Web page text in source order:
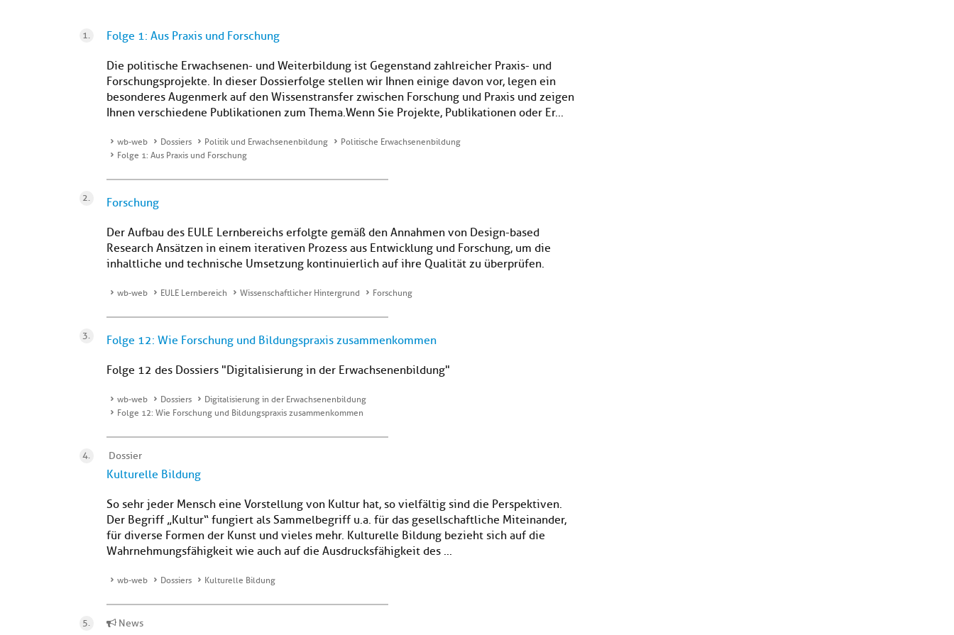
Folge 1: Aus Praxis und Forschung
Die politische Erwachsenen- und Weiterbildung ist Gegenstand zahlreicher Praxis- und
Forschungsprojekte. In dieser Dossierfolge stellen wir Ihnen einige davon vor, legen ein
besonderes Augenmerk auf den Wissenstransfer zwischen Forschung und Praxis und zeigen
Ihnen verschiedene Publikationen zum Thema.Wenn Sie Projekte, Publikationen oder Er...
wb-web Dossiers Politik und Erwachsenenbildung
Politische Erwachsenenbildung
Folge 1: Aus Praxis und Forschung
Forschung
Der Aufbau des EULE Lernbereichs erfolgte gemäß den Annahmen von Design-based
Research Ansätzen in einem iterativen Prozess aus Entwicklung und Forschung, um die
inhaltliche und technische Umsetzung kontinuierlich auf ihre Qualität zu überprüfen.
wb-web EULE Lernbereich Wissenschaftlicher Hintergrund Forschung
Folge 12: Wie Forschung und Bildungspraxis zusammenkommen
Folge 12 des Dossiers "Digitalisierung in der Erwachsenenbildung"
wb-web Dossiers
Digitalisierung in der Erwachsenenbildung
Folge 12: Wie Forschung und Bildungspraxis zusammenkommen
Dossier
Kulturelle Bildung
So sehr jeder Mensch eine Vorstellung von Kultur hat, so vielfältig sind die Perspektiven.
Der Begriff „Kultur“ fungiert als Sammelbegriff u.a. für das gesellschaftliche Miteinander,
für diverse Formen der Kunst und vieles mehr. Kulturelle Bildung bezieht sich auf die
Wahrnehmungsfähigkeit wie auch auf die Ausdrucksfähigkeit des ...
wb-web Dossiers Kulturelle Bildung
News